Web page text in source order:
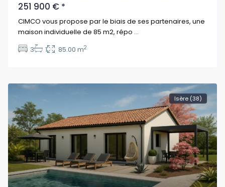
251 900 € *
CIMCO vous propose par le biais de ses partenaires, une
maison individuelle de 85 m2, répo
3 1 85.00 m2
Isère (38)